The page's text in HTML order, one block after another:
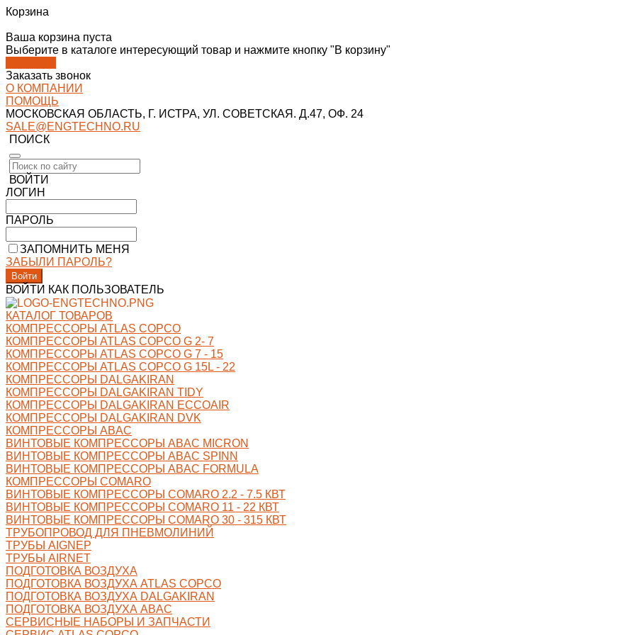
Корзина
Ваша корзина пуста
Выберите в каталоге интересующий товар и нажмите кнопку "В корзину"
Заказать звонок
О КОМПАНИИ
ПОМОЩЬ
МОСКОВСКАЯ ОБЛАСТЬ, Г. ИСТРА, УЛ. СОВЕТСКАЯ. Д.47, ОФ. 24
SALE@ENGTECHNO.RU
ПОИСК
ВОЙТИ
ЛОГИН
ПАРОЛЬ
ЗАПОМНИТЬ МЕНЯ
ЗАБЫЛИ ПАРОЛЬ?
ВОЙТИ КАК ПОЛЬЗОВАТЕЛЬ
КАТАЛОГ ТОВАРОВ
КОМПРЕССОРЫ ATLAS COPCO
КОМПРЕССОРЫ ATLAS COPCO G 2- 7
КОМПРЕССОРЫ ATLAS COPCO G 7 - 15
КОМПРЕССОРЫ ATLAS COPCO G 15L - 22
КОМПРЕССОРЫ DALGAKIRAN
КОМПРЕССОРЫ DALGAKIRAN TIDY
КОМПРЕССОРЫ DALGAKIRAN ECCOAIR
КОМПРЕССОРЫ DALGAKIRAN DVK
КОМПРЕССОРЫ ABAC
ВИНТОВЫЕ КОМПРЕССОРЫ ABAC MICRON
ВИНТОВЫЕ КОМПРЕССОРЫ ABAC SPINN
ВИНТОВЫЕ КОМПРЕССОРЫ ABAC FORMULA
КОМПРЕССОРЫ COMARO
ВИНТОВЫЕ КОМПРЕССОРЫ COMARO 2.2 - 7.5 КВТ
ВИНТОВЫЕ КОМПРЕССОРЫ COMARO 11 - 22 КВТ
ВИНТОВЫЕ КОМПРЕССОРЫ COMARO 30 - 315 КВТ
ТРУБОПРОВОД ДЛЯ ПНЕВМОЛИНИЙ
ТРУБЫ AIGNEP
ТРУБЫ AIRNET
ПОДГОТОВКА ВОЗДУХА
ПОДГОТОВКА ВОЗДУХА ATLAS COPCO
ПОДГОТОВКА ВОЗДУХА DALGAKIRAN
ПОДГОТОВКА ВОЗДУХА ABAC
СЕРВИСНЫЕ НАБОРЫ И ЗАПЧАСТИ